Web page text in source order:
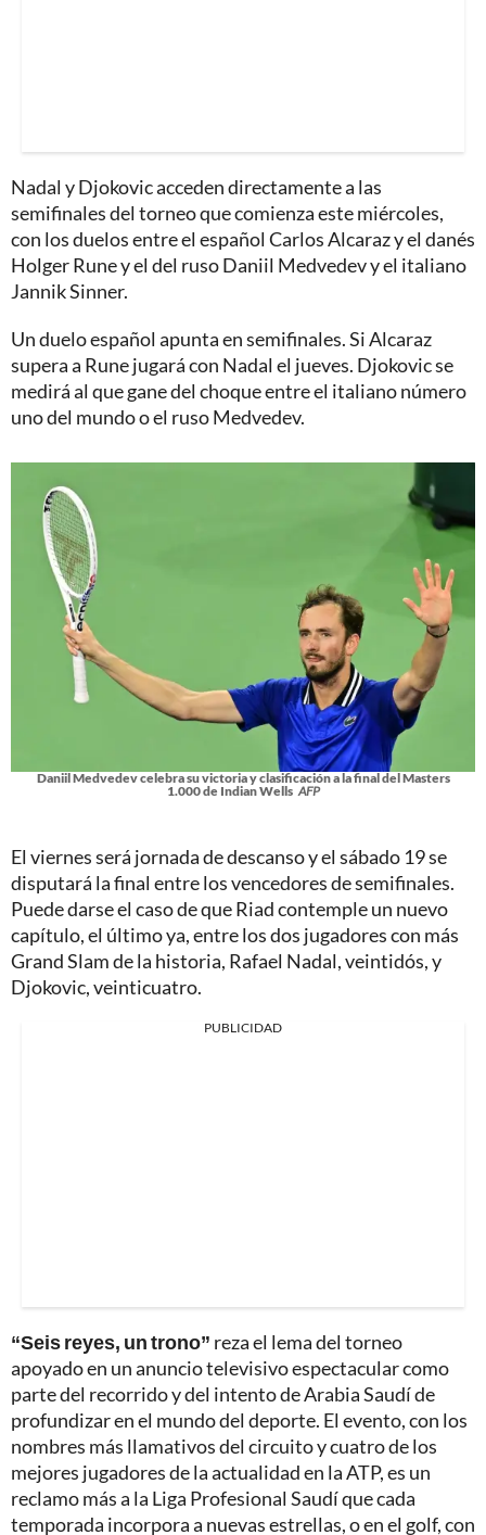
Nadal y Djokovic acceden directamente a las
semifinales del torneo que comienza este miércoles,
con los duelos entre el español Carlos Alcaraz y el danés
Holger Rune y el del ruso Daniil Medvedev y el italiano
Jannik Sinner.
Un duelo español apunta en semifinales. Si Alcaraz
supera a Rune jugará con Nadal el jueves. Djokovic se
medirá al que gane del choque entre el italiano número
uno del mundo o el ruso Medvedev.
Daniil Medvedev celebra su victoria y clasificación a la final del Masters
1.000 de Indian Wells AFP
El viernes será jornada de descanso y el sábado 19 se
disputará la final entre los vencedores de semifinales.
Puede darse el caso de que Riad contemple un nuevo
capítulo, el último ya, entre los dos jugadores con más
Grand Slam de la historia, Rafael Nadal, veintidós, y
Djokovic, veinticuatro.
PUBLICIDAD
“Seis reyes, un trono” reza el lema del torneo
apoyado en un anuncio televisivo espectacular como
parte del recorrido y del intento de Arabia Saudí de
profundizar en el mundo del deporte. El evento, con los
nombres más llamativos del circuito y cuatro de los
mejores jugadores de la actualidad en la ATP, es un
reclamo más a la Liga Profesional Saudí que cada
temporada incorpora a nuevas estrellas, o en el golf, con